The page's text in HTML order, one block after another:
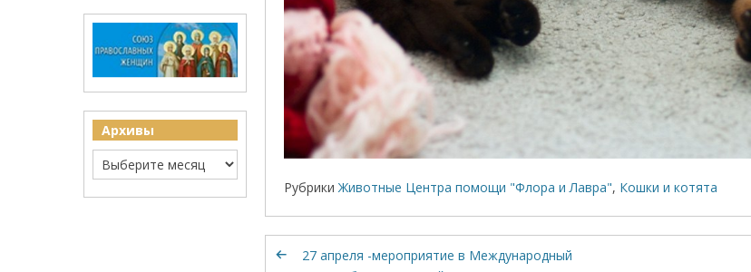
Рубрики Животные Центра помощи "Флора и Лавра", Кошки и котята
27 апреля -мероприятие в Международный
Архивы